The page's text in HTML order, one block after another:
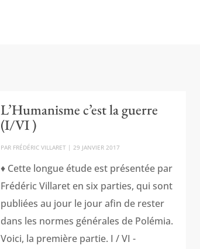
L’Humanisme c’est la guerre
(I/VI )
PAR FRÉDÉRIC VILLARET| 29 JANVIER 2017
♦ Cette longue étude est présentée par
Frédéric Villaret en six parties, qui sont
publiées au jour le jour afin de rester
dans les normes générales de Polémia.
Voici, la première partie. I / VI -